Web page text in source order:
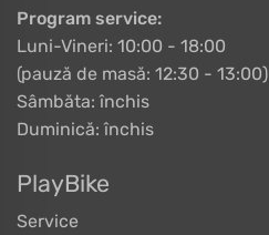
Program service:
Luni-Vineri: 10:00 - 18:00
(pauză de masă: 12:30 - 13:00)
Sâmbăta: închis
Duminică: închis
PlayBike
Service